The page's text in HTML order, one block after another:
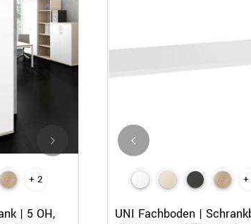
+ 2
| 5 OH,
+ 2
UNI Flügeltürenschrank | 5
UNI Fachboden |